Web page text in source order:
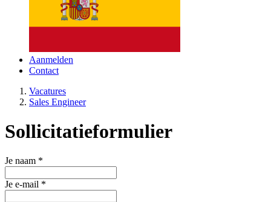
Aanmelden
Contact
Vacatures
Sales Engineer
Sollicitatieformulier
Je naam *
Je e-mail *